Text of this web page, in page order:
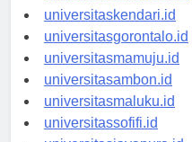
universitasmakassar.id
universitaskendari.id
universitasgorontalo.id
universitasmamuju.id
universitasambon.id
universitasmaluku.id
universitassofifi.id